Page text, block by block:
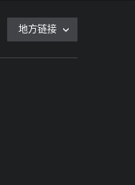
地方链接